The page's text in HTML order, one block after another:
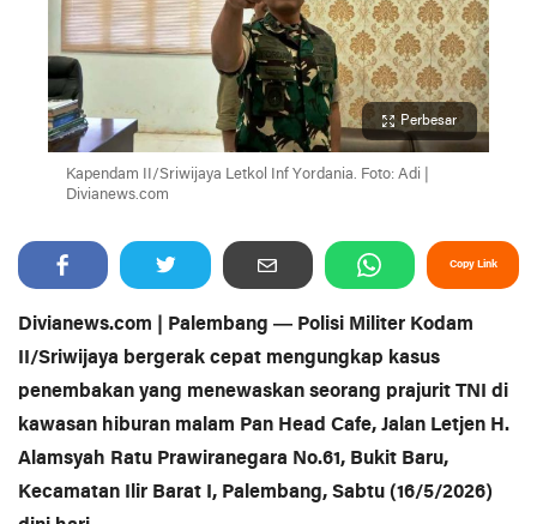
Perbesar
Kapendam II/Sriwijaya Letkol Inf Yordania. Foto: Adi |
Divianews.com
Copy Link
Divianews.com | Palembang — Polisi Militer Kodam
II/Sriwijaya bergerak cepat mengungkap kasus
penembakan yang menewaskan seorang prajurit TNI di
kawasan hiburan malam Pan Head Cafe, Jalan Letjen H.
Alamsyah Ratu Prawiranegara No.61, Bukit Baru,
Kecamatan Ilir Barat I, Palembang, Sabtu (16/5/2026)